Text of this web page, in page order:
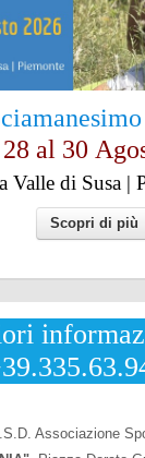
al 30
Valle di Susa |
Scopri di più
Associazione